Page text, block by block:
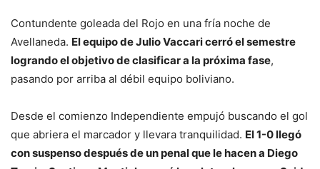
Contundente goleada del Rojo en una fría noche de
Avellaneda. El equipo de Julio Vaccari cerró el semestre
logrando el objetivo de clasificar a la próxima fase,
pasando por arriba al débil equipo boliviano.
Desde el comienzo Independiente empujó buscando el gol
que abriera el marcador y llevara tranquilidad. El 1-0 llegó
con suspenso después de un penal que le hacen a Diego